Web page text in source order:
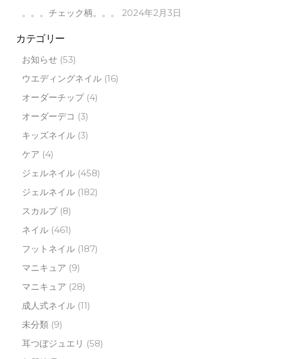
。。。チェック柄。。。
2024年2月3日
カテゴリー
お知らせ (53)
ウエディングネイル (16)
オーダーチップ(4)
オーダーデコ (3)
キッズネイル (3)
ケア (4)
ジェルネイル (458)
ジェルネイル (182)
スカルプ(8)
ネイル (461)
フットネイル (187)
マニキュア (9)
マニキュア (28)
成人式ネイル (11)
未分類 (9)
耳つぼジュエリ (58)